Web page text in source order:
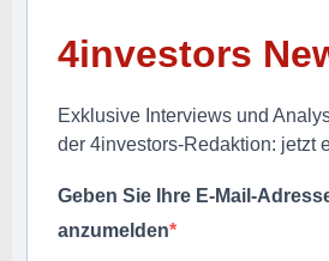
4investors
Exklusive Interviews und
der 4investors-Redaktion: jetzt
Geben Sie Ihre E-Mail-
anzumelden